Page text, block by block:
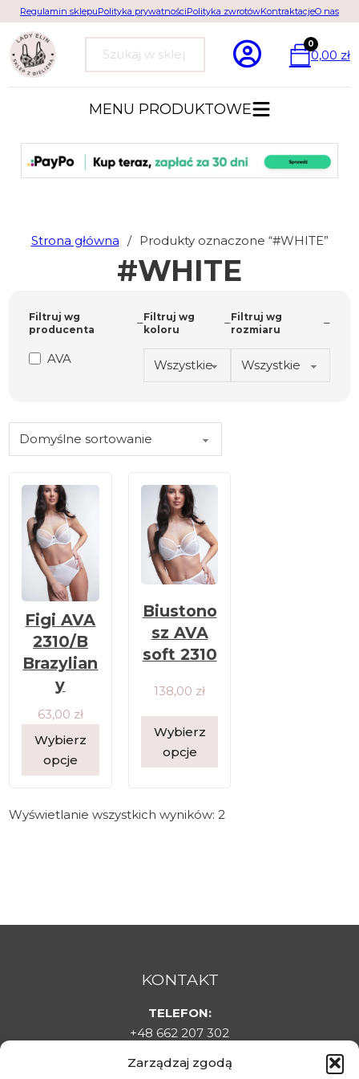
Zarządzaj zgodą
Regulamin sklepuPolityka prywatnościPolityka zwrotówKontraktacjeO nas
Szukaj
0
0,00 zł
MENU PRODUKTOWE
Strona główna / Produkty oznaczone “#WHITE”
#WHITE
Filtruj wg
producenta
AVA
Filtruj wg
koloru
Filtruj wg
rozmiaru
Figi AVA
2310/B
Brazylian
y
63,00 zł
Wybierz
opcje
Biustono
sz AVA
soft 2310
138,00 zł
Wybierz
opcje
Wyświetlanie wszystkich wyników: 2
KONTAKT
TELEFON:
+48 662 207 302
sklepladyelin@gmail.com